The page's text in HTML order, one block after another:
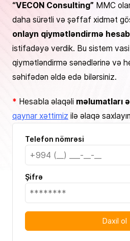
“VECON Consulting” MMC
daha sürətli və şəffaf xidmət
onlayn qiymətləndirmə
istifadəyə verdik. Bu sistem
qiymətləndirmə sənədlərinə və
səhifədən əldə edə bilərsiniz.
* Hesabla əlaqəli məlumatları
qaynar xəttimiz ilə əlaqə
Telefon nömrəsi
Şifrə
Daxil ol